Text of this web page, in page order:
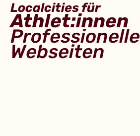
Localcities für
Athlet:innen
Professionelle
Webseiten